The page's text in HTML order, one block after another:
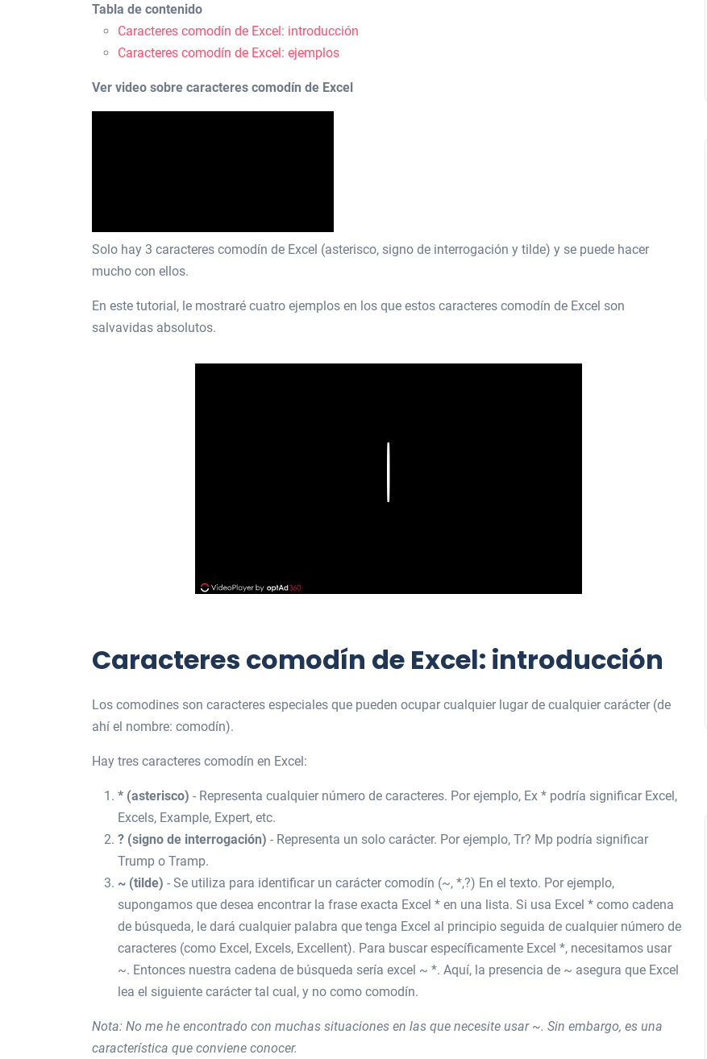
Tabla de contenido
Caracteres comodín de Excel: introducción
Caracteres comodín de Excel: ejemplos
Ver video sobre caracteres comodín de Excel
Solo hay 3 caracteres comodín de Excel (asterisco, signo de interrogación y tilde) y se puede hacer
mucho con ellos.
En este tutorial, le mostraré cuatro ejemplos en los que estos caracteres comodín de Excel son
salvavidas absolutos.
Caracteres comodín de Excel: introducción
Los comodines son caracteres especiales que pueden ocupar cualquier lugar de cualquier carácter (de
ahí el nombre: comodín).
Hay tres caracteres comodín en Excel:
* (asterisco) - Representa cualquier número de caracteres. Por ejemplo, Ex * podría significar Excel,
Excels, Example, Expert, etc.
? (signo de interrogación) - Representa un solo carácter. Por ejemplo, Tr? Mp podría significar
Trump o Tramp.
~ (tilde) - Se utiliza para identificar un carácter comodín (~, *,?) En el texto. Por ejemplo,
supongamos que desea encontrar la frase exacta Excel * en una lista. Si usa Excel * como cadena
de búsqueda, le dará cualquier palabra que tenga Excel al principio seguida de cualquier número de
caracteres (como Excel, Excels, Excellent). Para buscar específicamente Excel *, necesitamos usar
~. Entonces nuestra cadena de búsqueda sería excel ~ *. Aquí, la presencia de ~ asegura que Excel
lea el siguiente carácter tal cual, y no como comodín.
Nota: No me he encontrado con muchas situaciones en las que necesite usar ~. Sin embargo, es una
característica que conviene conocer.